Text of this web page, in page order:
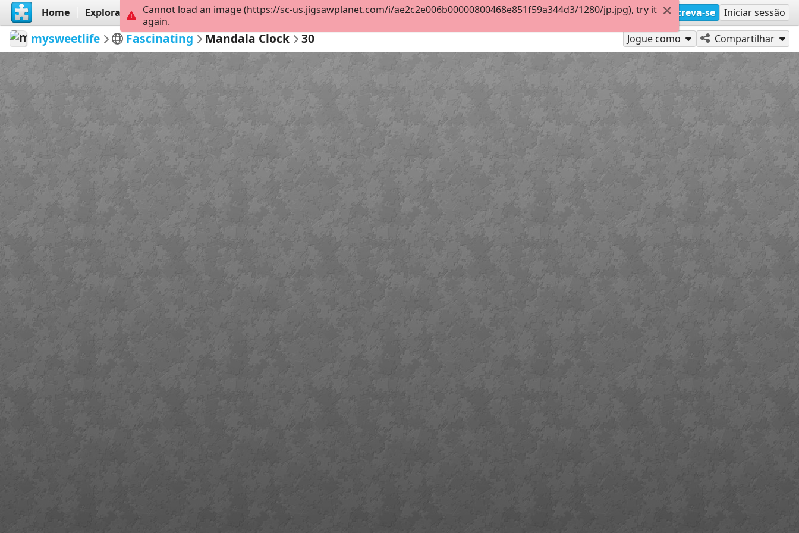
Home Explorar Criar Inscreva-se Iniciar sessão
mysweetlife Fascinating Mandala Clock 30 Jogue como Compartilhar
Cannot load an image (https://sc-us.jigsawplanet.com/i/ae2c2e006b00000800468e851f59a344d3/1280/jp.jpg), try it
again.